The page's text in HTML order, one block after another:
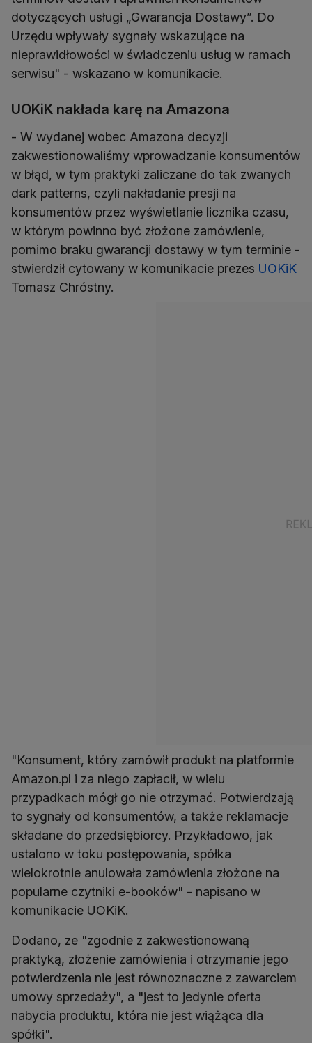
dotyczących usługi „Gwarancja Dostawy”. Do
Urzędu wpływały sygnały wskazujące na
nieprawidłowości w świadczeniu usług w ramach
serwisu" - wskazano w komunikacie.
UOKiK nakłada karę na Amazona
- W wydanej wobec Amazona decyzji
zakwestionowaliśmy wprowadzanie konsumentów
w błąd, w tym praktyki zaliczane do tak zwanych
dark patterns, czyli nakładanie presji na
konsumentów przez wyświetlanie licznika czasu,
w którym powinno być złożone zamówienie,
pomimo braku gwarancji dostawy w tym terminie -
stwierdził cytowany w komunikacie prezes UOKiK
Tomasz Chróstny.
"Konsument, który zamówił produkt na platformie
Amazon.pl i za niego zapłacił, w wielu
przypadkach mógł go nie otrzymać. Potwierdzają
to sygnały od konsumentów, a także reklamacje
składane do przedsiębiorcy. Przykładowo, jak
ustalono w toku postępowania, spółka
wielokrotnie anulowała zamówienia złożone na
popularne czytniki e-booków" - napisano w
komunikacie UOKiK.
Dodano, ze "zgodnie z zakwestionowaną
praktyką, złożenie zamówienia i otrzymanie jego
potwierdzenia nie jest równoznaczne z zawarciem
umowy sprzedaży", a "jest to jedynie oferta
nabycia produktu, która nie jest wiążąca dla
spółki".